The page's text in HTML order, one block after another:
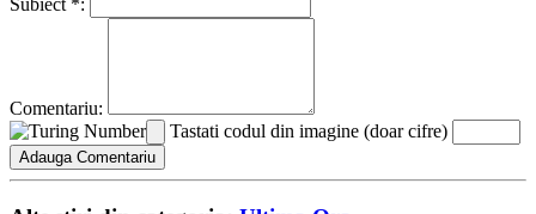
Subiect *:
Comentariu:
Tastati codul din imagine (doar cifre)